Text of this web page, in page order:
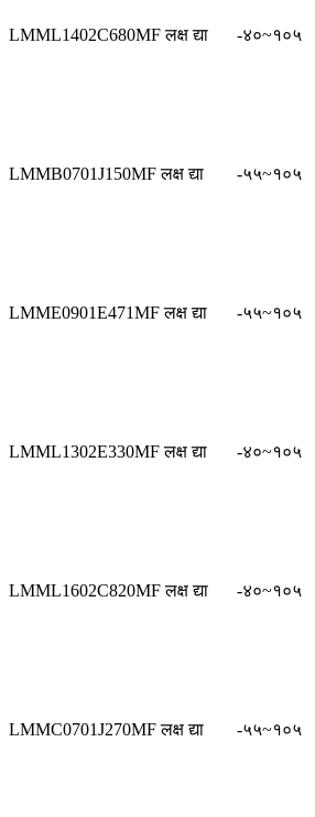
LMML1402C680MF लक्ष द्या -४०~१०५
LMMB0701J150MF लक्ष द्या -५५~१०५
LMME0901E471MF लक्ष द्या -५५~१०५
LMML1302E330MF लक्ष द्या -४०~१०५
LMML1602C820MF लक्ष द्या -४०~१०५
LMMC0701J270MF लक्ष द्या -५५~१०५